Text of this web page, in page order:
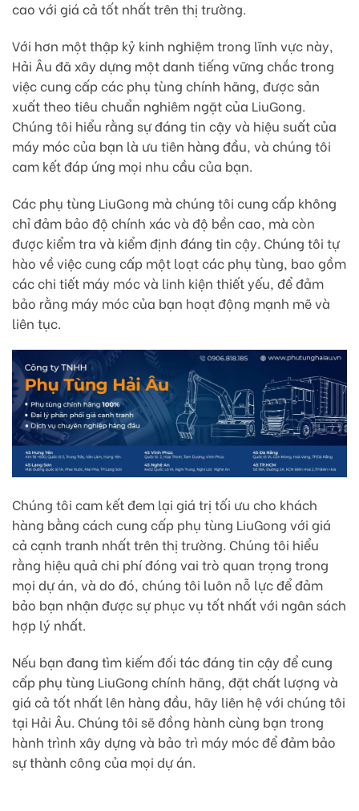
cao với giá cả tốt nhất trên thị trường.
Với hơn một thập kỷ kinh nghiệm trong lĩnh vực này,
Hải Âu đã xây dựng một danh tiếng vững chắc trong
việc cung cấp các phụ tùng chính hãng, được sản
xuất theo tiêu chuẩn nghiêm ngặt của LiuGong.
Chúng tôi hiểu rằng sự đáng tin cậy và hiệu suất của
máy móc của bạn là ưu tiên hàng đầu, và chúng tôi
cam kết đáp ứng mọi nhu cầu của bạn.
Các phụ tùng LiuGong mà chúng tôi cung cấp không
chỉ đảm bảo độ chính xác và độ bền cao, mà còn
được kiểm tra và kiểm định đáng tin cậy. Chúng tôi tự
hào về việc cung cấp một loạt các phụ tùng, bao gồm
các chi tiết máy móc và linh kiện thiết yếu, để đảm
bảo rằng máy móc của bạn hoạt động mạnh mẽ và
liên tục.
Chúng tôi cam kết đem lại giá trị tối ưu cho khách
hàng bằng cách cung cấp phụ tùng LiuGong với giá
cả cạnh tranh nhất trên thị trường. Chúng tôi hiểu
rằng hiệu quả chi phí đóng vai trò quan trọng trong
mọi dự án, và do đó, chúng tôi luôn nỗ lực để đảm
bảo bạn nhận được sự phục vụ tốt nhất với ngân sách
hợp lý nhất.
Nếu bạn đang tìm kiếm đối tác đáng tin cậy để cung
cấp phụ tùng LiuGong chính hãng, đặt chất lượng và
giá cả tốt nhất lên hàng đầu, hãy liên hệ với chúng tôi
tại Hải Âu. Chúng tôi sẽ đồng hành cùng bạn trong
hành trình xây dựng và bảo trì máy móc để đảm bảo
sự thành công của mọi dự án.